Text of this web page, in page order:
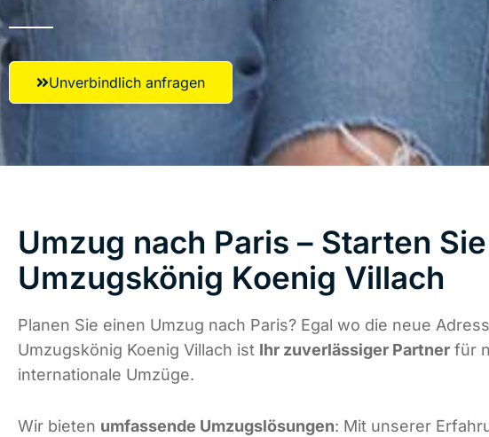
Unverbindlich anfragen
Umzug nach Paris – Starten
Umzugskönig Koenig Villach
Planen Sie einen Umzug nach Paris? Egal wo die neue
Umzugskönig Koenig Villach ist Ihr zuverlässiger Partner für
internationale Umzüge.
Wir bieten umfassende Umzugslösungen: Mit unserer